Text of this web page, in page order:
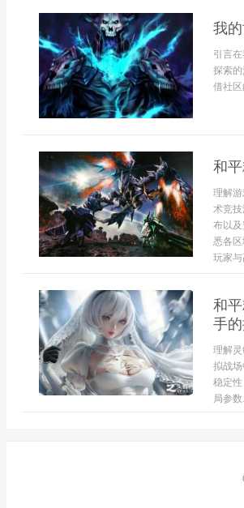
我
引言
探索
借社
和
理解
术竞
布以
悉各
玩家
和
手
理解
拟战
稳定
局参数